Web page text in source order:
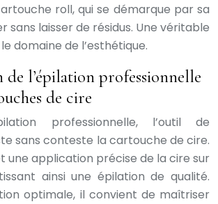
roll, qui se démarque par sa
sans laisser de résidus. Une véritable
domaine de l’esthétique.
l’épilation professionnelle
de cire
professionnelle, l’outil de
sans conteste la cartouche de cire.
une application précise de la cire sur
ainsi une épilation de qualité.
optimale, il convient de maîtriser